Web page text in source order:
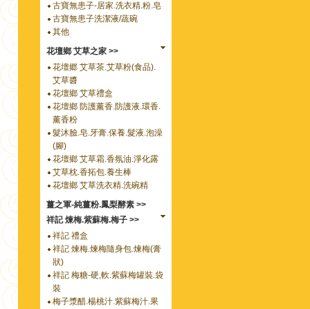
古寶無患子-居家.洗衣精.粉.皂
古寶無患子洗潔液/蔬碗
其他
花壇鄉 艾草之家 >>
花壇郷 艾草茶.艾草粉(食品).
艾草醬
花壇鄉 艾草禮盒
花壇鄉 防護薰香.防護液.環香.
薰香粉
髮沐臉.皂.牙膏.保養.髮液.泡澡
(腳)
花壇鄉 艾草霜.香氛油.淨化露
艾草枕.香拓包.養生棒
花壇鄉 艾草洗衣精.洗碗精
薑之軍-純薑粉.鳳梨酵素 >>
祥記 煉梅.紫蘇梅.梅子 >>
祥記 禮盒
祥記 煉梅.煉梅隨身包.煉梅(膏
狀)
祥記 梅糖-硬,軟.紫蘇梅罐裝.袋
裝
梅子漿醋.楊桃汁.紫蘇梅汁.果